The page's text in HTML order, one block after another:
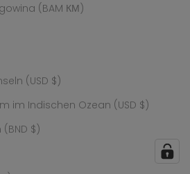
(BAM КМ)
(USD $)
im Indischen Ozean (USD $)
$)